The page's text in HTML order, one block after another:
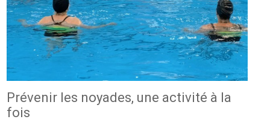
Prévenir les noyades, une activité à la
fois